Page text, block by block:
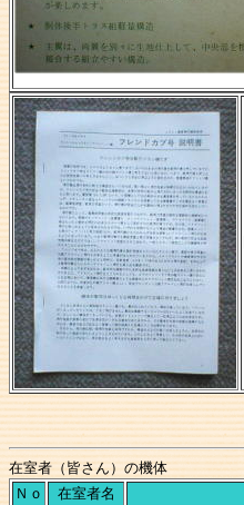
在室者（皆さん）の機体
Ｎｏ
在室者名